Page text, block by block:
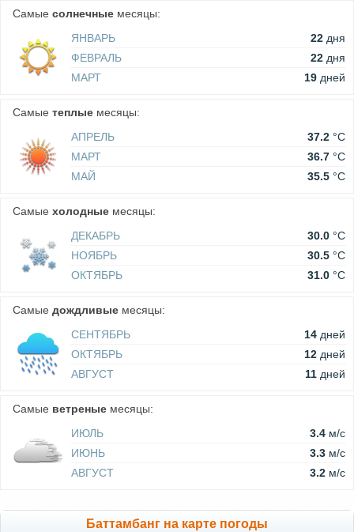
Самые солнечные месяцы:
ЯНВАРЬ
22 дня
ФЕВРАЛЬ
22 дня
МАРТ
19 дней
Самые теплые месяцы:
АПРЕЛЬ
37.2 °C
МАРТ
36.7 °C
МАЙ
35.5 °C
Самые холодные месяцы:
ДЕКАБРЬ
30.0 °C
НОЯБРЬ
30.5 °C
ОКТЯБРЬ
31.0 °C
Самые дождливые месяцы:
СЕНТЯБРЬ
14 дней
ОКТЯБРЬ
12 дней
АВГУСТ
11 дней
Самые ветреные месяцы:
ИЮЛЬ
3.4 м/c
ИЮНЬ
3.3 м/c
АВГУСТ
3.2 м/c
Баттамбанг на карте погоды